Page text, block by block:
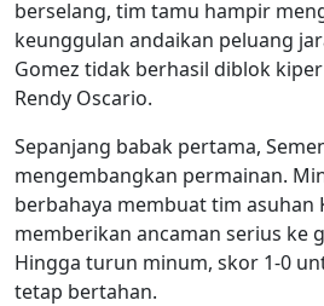
berselang, tim tamu hampir
keunggulan andaikan peluang
Gomez tidak berhasil diblok
Rendy Oscario.
Sepanjang babak pertama,
mengembangkan permainan.
berbahaya membuat tim asuhan
memberikan ancaman serius ke
Hingga turun minum, skor 1-0
tetap bertahan.